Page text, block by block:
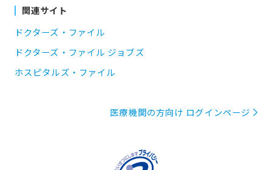
関連サイト
ドクターズ・ファイル
ドクターズ・ファイル ジョブズ
ホスピタルズ・ファイル
医療機関の方向け ログインページ